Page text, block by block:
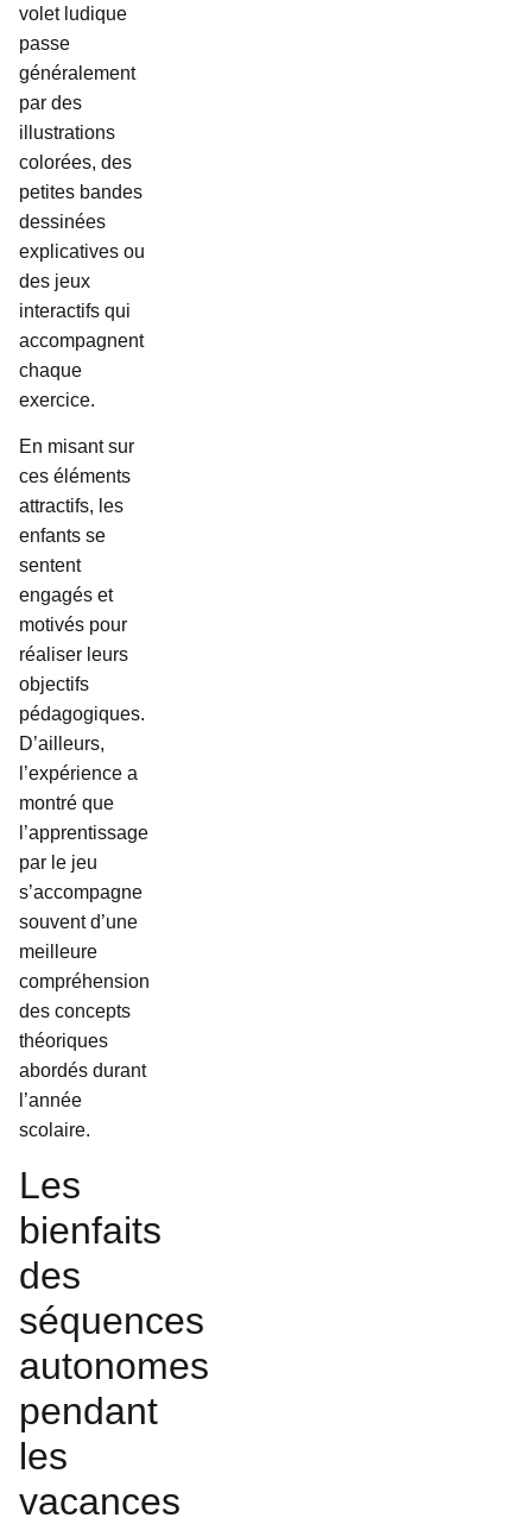
volet ludique
passe
généralement
par des
illustrations
colorées, des
petites bandes
dessinées
explicatives ou
des jeux
interactifs qui
accompagnent
chaque
exercice.
En misant sur
ces éléments
attractifs, les
enfants se
sentent
engagés et
motivés pour
réaliser leurs
objectifs
pédagogiques.
D’ailleurs,
l’expérience a
montré que
l’apprentissage
par le jeu
s’accompagne
souvent d’une
meilleure
compréhension
des concepts
théoriques
abordés durant
l’année
scolaire.
Les
bienfaits
des
séquences
autonomes
pendant
les
vacances